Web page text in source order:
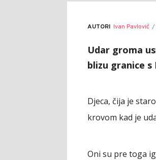
AUTORI Ivan Pavlović
Udar groma
blizu granice
Djeca, čija je
krovom kad je
Oni su pre toga